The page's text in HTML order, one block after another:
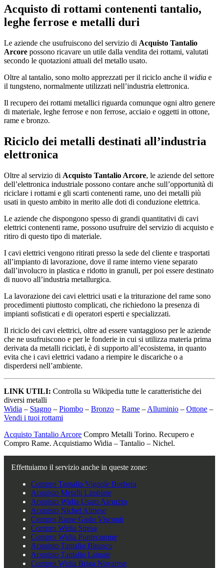
Acquisto di rottami contenenti tantalio,
leghe ferrose e metalli duri
Le aziende che usufruiscono del servizio di Acquisto Tantalio
Arcore possono ricavare un utile dalla vendita dei rottami, valutati
secondo le quotazioni attuali del metallo usato.
Oltre al tantalio, sono molto apprezzati per il riciclo anche il widia e
il tungsteno, normalmente utilizzati nell’industria elettronica.
Il recupero dei rottami metallici riguarda comunque ogni altro genere
di materiale, leghe ferrose e non ferrose, acciaio e oggetti in ottone,
rame e bronzo.
Riciclo dei metalli destinati all’industria
elettronica
Oltre al servizio di Acquisto Tantalio Arcore, le aziende del settore
dell’elettronica industriale possono contare anche sull’opportunità di
riciclare i rottami e gli scarti contenenti rame, uno dei metalli più
usati in questo ambito in merito alle doti di conduzione elettrica.
Le aziende che dispongono spesso di grandi quantitativi di cavi
elettrici contenenti rame, possono usufruire del servizio di acquisto e
ritiro di questo tipo di materiale.
I cavi elettrici vengono ritirati presso la sede del cliente e trasportati
all’impianto di lavorazione, dove il rame interno viene separato
dall’involucro in plastica e ridotto in granuli, per poi essere destinato
di nuovo all’industria metallurgica.
La lavorazione dei cavi elettrici usati e la triturazione del rame sono
procedimenti piuttosto complicati, che richiedono la presenza di
impianti sofisticati e di operatori esperti e specializzati.
Il riciclo dei cavi elettrici, oltre ad essere vantaggioso per le aziende
che ne usufruiscono e per le fonderie in cui si utilizza materia prima
derivata da metalli riciclati, è di supporto all’ecosistema, in quanto
evita che i cavi elettrici vadano a riempire le discariche o a
disperdersi nell’ambiente.
LINK UTILI: Controlla su Wikipedia tutte le caratteristiche dei
diversi metalli
Widia – Stagno – Piombo – Bronzo – Rame – Alluminio – Ottone –
Vendi i tuoi rottami
Acquisto Tantalio Arcore Compro Metalli Torino. Recupero e
Compro Rame. Acquistiamo Widia – Tantalio – Nichel.
Effettuiamo il servizio anche in queste zone:
Compro Tantalio Vignole Borbera
Acquisto Metalli Limbiate
Acquisto Widia Usato Aicurzio
Acquisto Nichel Almese
Compro Rame Gudo Visconti
Compro Widia Stresa
Compro Widia Pontecurone
Acquisto Tantalio Binasco
Acquisto Tantalio Lainate
Compro Widia Briga Novarese